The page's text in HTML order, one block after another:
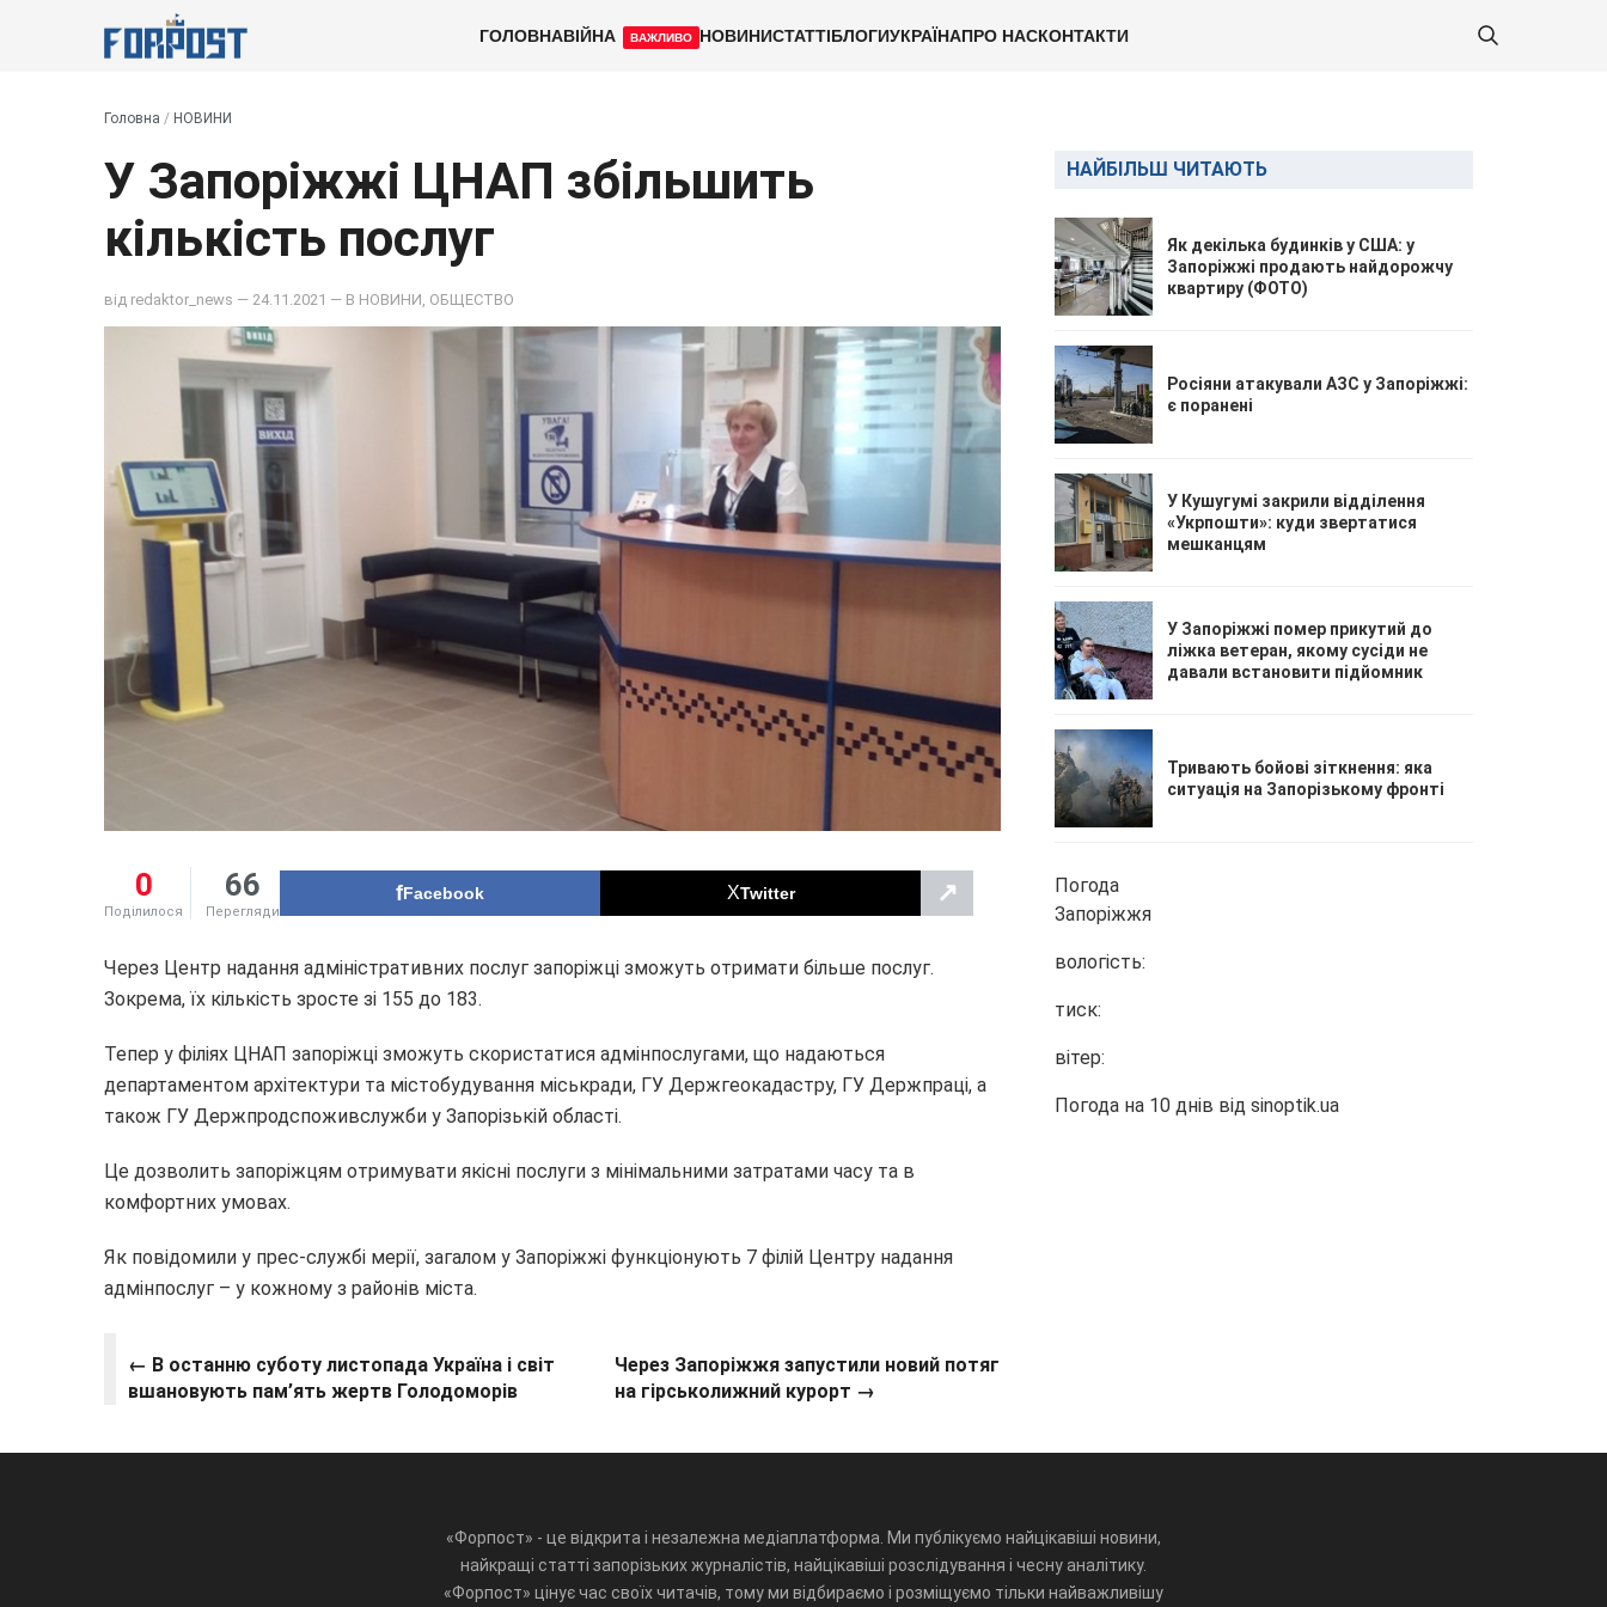
ГОЛОВНАВІЙНА ВАЖЛИВО НОВИНИСТАТТІБЛОГИУКРАЇНАПРО НАСКОНТАКТИ
Головна / НОВИНИ
У Запоріжжі ЦНАП збільшить
кількість послуг
від redaktor_news — 24.11.2021 — В НОВИНИ ОБЩЕСТВО
0
Поділилося
66
Перегляди
Facebook Twitter ↗
Через Центр надання адміністративних послуг запоріжці зможуть отримати більше послуг.
Зокрема, їх кількість зросте зі 155 до 183.
Тепер у філіях ЦНАП запоріжці зможуть скористатися адмінпослугами, що надаються
департаментом архітектури та містобудування міськради, ГУ Держгеокадастру, ГУ Держпраці, а
також ГУ Держпродспоживслужби у Запорізькій області.
Це дозволить запоріжцям отримувати якісні послуги з мінімальними затратами часу та в
комфортних умовах.
Як повідомили у прес-службі мерії, загалом у Запоріжжі функціонують 7 філій Центру надання
адмінпослуг – у кожному з районів міста.
← В останню суботу листопада Україна і світ
вшановують пам’ять жертв Голодоморів
Через Запоріжжя запустили новий потяг
на гірськолижний курорт →
НАЙБІЛЬШ ЧИТАЮТЬ
Як декілька будинків у США: у
Запоріжжі продають найдорожчу
квартиру (ФОТО)
Росіяни атакували АЗС у Запоріжжі:
є поранені
У Кушугумі закрили відділення
«Укрпошти»: куди звертатися
мешканцям
У Запоріжжі помер прикутий до
ліжка ветеран, якому сусіди не
давали встановити підйомник
Тривають бойові зіткнення: яка
ситуація на Запорізькому фронті
Погода
Запоріжжя
вологість:
тиск:
вітер:
Погода на 10 днів від sinoptik.ua
«Форпост» - це відкрита і незалежна медіаплатформа. Ми публікуємо найцікавіші новини,
найкращі статті запорізьких журналістів, найцікавіші розслідування і чесну аналітику.
«Форпост» цінує час своїх читачів, тому ми відбираємо і розміщуємо тільки найважливішу